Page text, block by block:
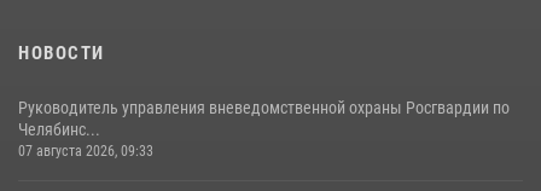
НОВОСТИ
Руководитель управления вневедомственной охраны Росгвардии по
Челябинс...
07 августа 2026, 09:33